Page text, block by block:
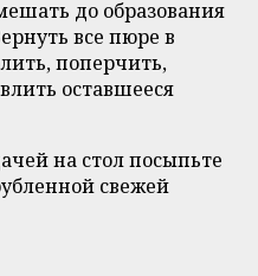
до образования
все пюре в
поперчить,
оставшееся
на стол посыпьте
свежей